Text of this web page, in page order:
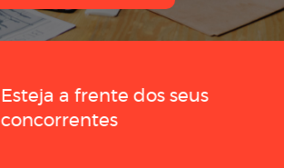
Esteja a frente dos seus
concorrentes